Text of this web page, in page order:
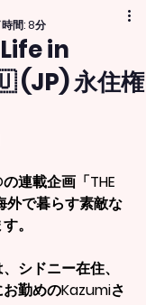
in
永住権
間: 8分
連載企画「THE
外で暮らす素敵な
。
シドニー在住、
勤めのKazumiさ